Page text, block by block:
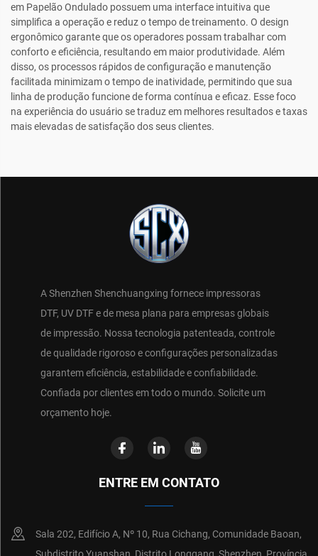
em Papelão Ondulado possuem uma interface intuitiva que
simplifica a operação e reduz o tempo de treinamento. O design
ergonômico garante que os operadores possam trabalhar com
conforto e eficiência, resultando em maior produtividade. Além
disso, os processos rápidos de configuração e manutenção
facilitada minimizam o tempo de inatividade, permitindo que sua
linha de produção funcione de forma contínua e eficaz. Esse foco
na experiência do usuário se traduz em melhores resultados e taxas
mais elevadas de satisfação dos seus clientes.
A Shenzhen Shenchuangxing fornece impressoras
DTF, UV DTF e de mesa plana para empresas globais
de impressão. Nossa tecnologia patenteada, controle
de qualidade rigoroso e configurações personalizadas
garantem eficiência, estabilidade e confiabilidade.
Confiada por clientes em todo o mundo. Solicite um
orçamento hoje.
ENTRE EM CONTATO
Sala 202, Edifício A, Nº 10, Rua Cichang, Comunidade Baoan,
Subdistrito Yuanshan, Distrito Longgang, Shenzhen, Província